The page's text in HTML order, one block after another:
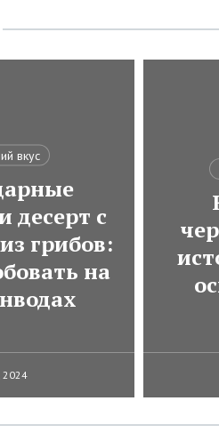
вкус
десерт с
грибов:
на
2024